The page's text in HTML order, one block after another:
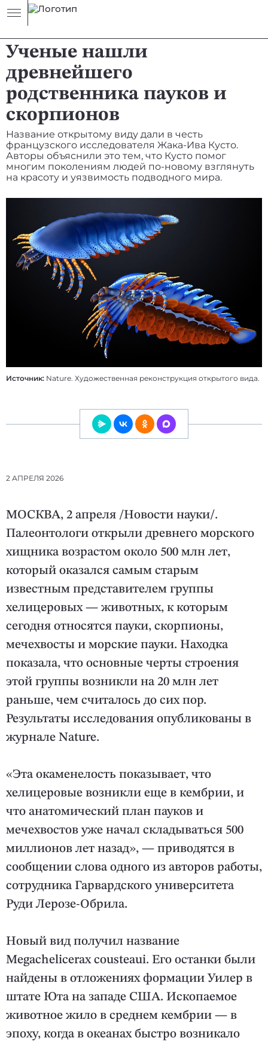
Ученые нашли
древнейшего
родственника пауков и
скорпионов
Название открытому виду дали в честь
французского исследователя Жака-Ива Кусто.
Авторы объяснили это тем, что Кусто помог
многим поколениям людей по-новому взглянуть
на красоту и уязвимость подводного мира.
Источник: Nature. Художественная реконструкция открытого вида.
2 АПРЕЛЯ 2026
МОСКВА, 2 апреля /Новости науки/.
Палеонтологи открыли древнего морского
хищника возрастом около 500 млн лет,
который оказался самым старым
известным представителем группы
хелицеровых — животных, к которым
сегодня относятся пауки, скорпионы,
мечехвосты и морские пауки. Находка
показала, что основные черты строения
этой группы возникли на 20 млн лет
раньше, чем считалось до сих пор.
Результаты исследования опубликованы в
журнале Nature.
«Эта окаменелость показывает, что
хелицеровые возникли еще в кембрии, и
что анатомический план пауков и
мечехвостов уже начал складываться 500
миллионов лет назад», — приводятся в
сообщении слова одного из авторов работы,
сотрудника Гарвардского университета
Руди Лерозе-Обрила.
Новый вид получил название
Megachelicerax cousteaui. Его останки были
найдены в отложениях формации Уилер в
штате Юта на западе США. Ископаемое
животное жило в среднем кембрии — в
эпоху, когда в океанах быстро возникало